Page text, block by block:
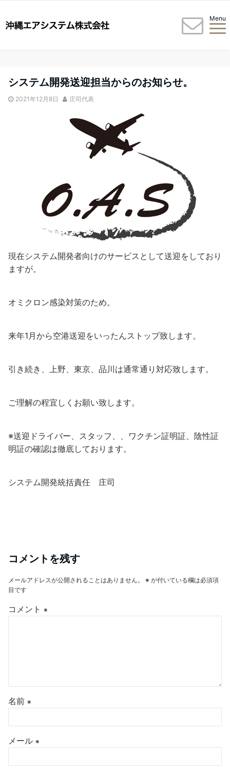
Menu
システム開発送迎担当からのお知らせ。
2021年12月8日 庄司代表
現在システム開発者向けのサービスとして送迎をしており
ますが。
オミクロン感染対策のため。
来年1月から空港送迎をいったんストップ致します。
引き続き、上野、東京、品川は通常通り対応致します。
ご理解の程宜しくお願い致します。
※送迎ドライバー、スタッフ、、ワクチン証明証、陰性証
明証の確認は徹底しております。
システム開発統括責任 庄司
コメントを残す
メールアドレスが公開されることはありません。 ※ が付いている欄は必須項
目です
コメント ※
名前 ※
メール ※